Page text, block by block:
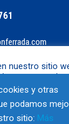
©C.B. Ciudad de
nuestro sitio
hacer clic en
y otras
podamos
sitio: Más